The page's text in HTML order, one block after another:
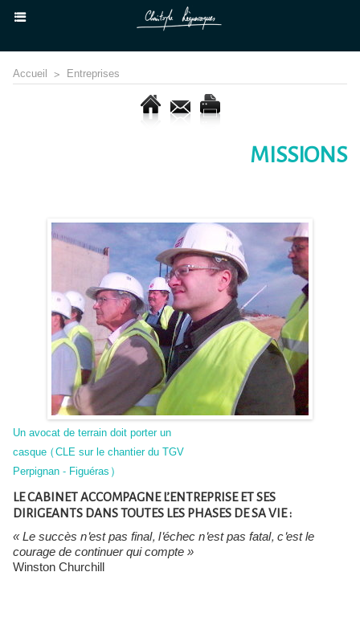
Accueil > Entreprises
MISSIONS
Un avocat de terrain doit porter un
casque (CLE sur le chantier du TGV
Perpignan - Figuéras)
LE CABINET ACCOMPAGNE L’ENTREPRISE ET SES
DIRIGEANTS DANS TOUTES LES PHASES DE SA VIE :
« Le succès n'est pas final, l'échec n'est pas fatal, c'est le
courage de continuer qui compte »
Winston Churchill